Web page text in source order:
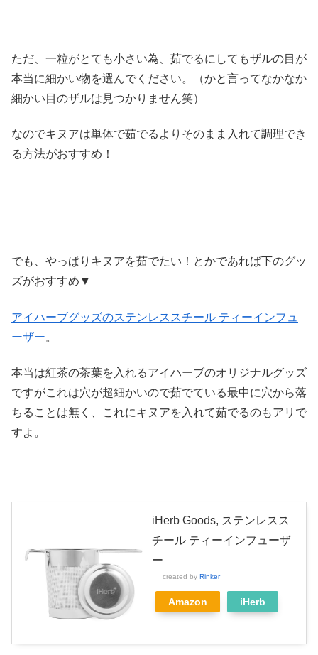
ただ、一粒がとても小さい為、茹でるにしてもザルの目が
本当に細かい物を選んでください。（かと言ってなかなか
細かい目のザルは見つかりません笑）
なのでキヌアは単体で茹でるよりそのまま入れて調理でき
る方法がおすすめ！
でも、やっぱりキヌアを茹でたい！とかであれば下のグッ
ズがおすすめ▼
アイハーブグッズのステンレススチール ティーインフュ
ーザー。
本当は紅茶の茶葉を入れるアイハーブのオリジナルグッズ
ですがこれは穴が超細かいので茹でている最中に穴から落
ちることは無く、これにキヌアを入れて茹でるのもアリで
すよ。
iHerb Goods, ステンレスス
チール ティーインフューザ
ー
created by Rinker
Amazon iHerb